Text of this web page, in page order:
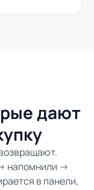
дают
напомнили →
в панели,